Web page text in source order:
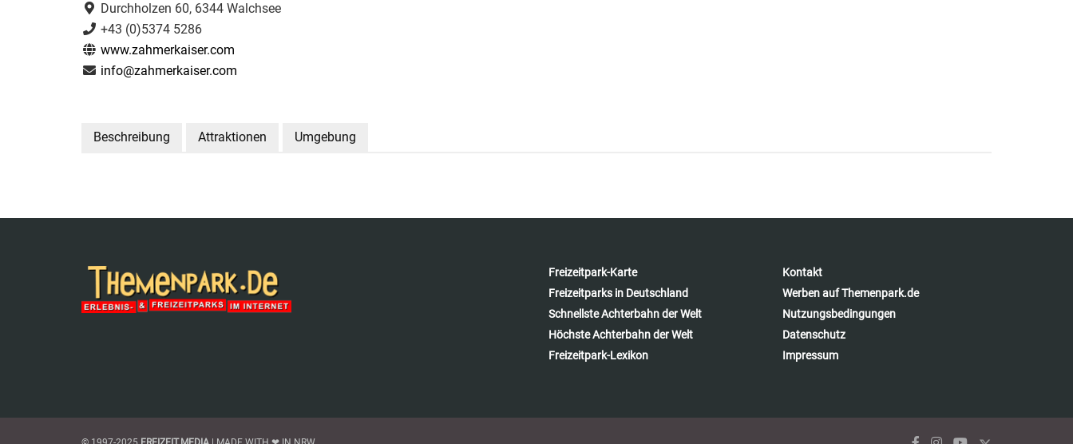
Durchholzen 60, 6344 Walchsee
+43 (0)5374 5286
www.zahmerkaiser.com
info@zahmerkaiser.com
Beschreibung Attraktionen Umgebung
Freizeitpark-Karte
Freizeitparks in Deutschland
Schnellste Achterbahn der Welt
Höchste Achterbahn der Welt
Freizeitpark-Lexikon
Kontakt
Werben auf Themenpark.de
Nutzungsbedingungen
Datenschutz
Impressum